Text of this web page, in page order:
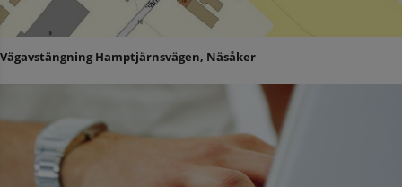
Vägavstängning Hamptjärnsvägen, Näsåker